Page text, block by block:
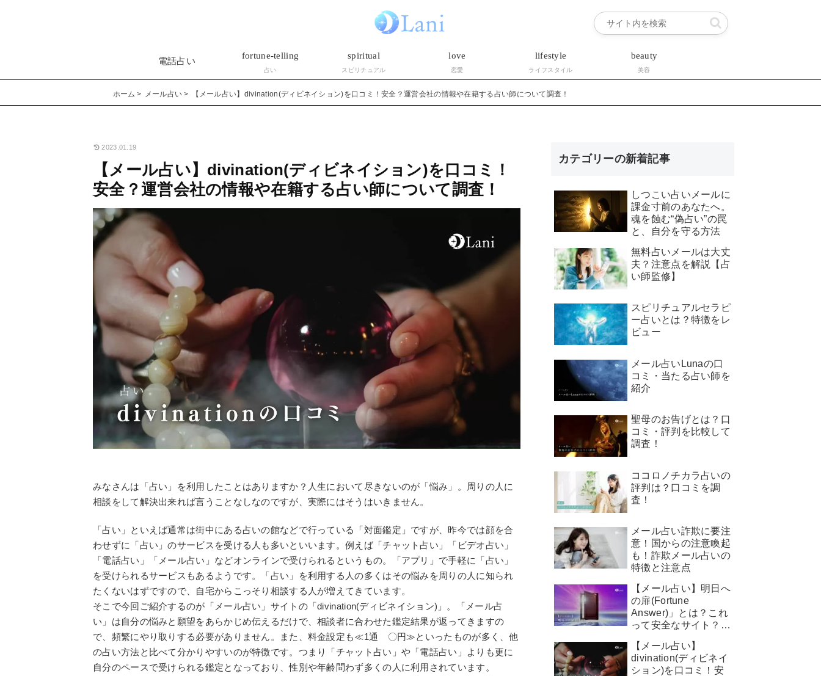
電話占い
fortune-telling
占い
spiritual
スピリチュアル
love
恋愛
lifestyle
ライフスタイル
beauty
美容
ホーム メール占い 【メール占い】divination(ディビネイション)を口コミ！安全？運営会社の情報や在籍する占い師について調査！
2023.01.19
【メール占い】divination(ディビネイション)を口コミ！
安全？運営会社の情報や在籍する占い師について調査！
みなさんは「占い」を利用したことはありますか？人生において尽きないのが「悩み」。周りの人に
相談をして解決出来れば言うことなしなのですが、実際にはそうはいきません。
「占い」といえば通常は街中にある占いの館などで行っている「対面鑑定」ですが、昨今では顔を合
わせずに「占い」のサービスを受ける人も多いといいます。例えば「チャット占い」「ビデオ占い」
「電話占い」「メール占い」などオンラインで受けられるというもの。「アプリ」で手軽に「占い」
を受けられるサービスもあるようです。「占い」を利用する人の多くはその悩みを周りの人に知られ
たくないはずですので、自宅からこっそり相談する人が増えてきています。
そこで今回ご紹介するのが「メール占い」サイトの「divination(ディビネイション)」。「メール占
い」は自分の悩みと願望をあらかじめ伝えるだけで、相談者に合わせた鑑定結果が返ってきますの
で、頻繁にやり取りする必要がありません。また、料金設定も≪1通 〇円≫といったものが多く、他
の占い方法と比べて分かりやすいのが特徴です。つまり「チャット占い」や「電話占い」よりも更に
自分のペースで受けられる鑑定となっており、性別や年齢問わず多くの人に利用されています。
カテゴリーの新着記事
しつこい占いメールに
課金寸前のあなたへ。
魂を蝕む“偽占い”の罠
と、自分を守る方法
無料占いメールは大丈
夫？注意点を解説【占
い師監修】
スピリチュアルセラピ
ー占いとは？特徴をレ
ビュー
メール占いLunaの口
コミ・当たる占い師を
紹介
聖母のお告げとは？口
コミ・評判を比較して
調査！
ココロノチカラ占いの
評判は？口コミを調
査！
メール占い詐欺に要注
意！国からの注意喚起
も！詐欺メール占いの
特徴と注意点
【メール占い】明日へ
の扉(Fortune
Answer)」とは？これ
って安全なサイト？運
る占い師について調
査！
【メール占い】
divination(ディビネイ
ション)を口コミ！安